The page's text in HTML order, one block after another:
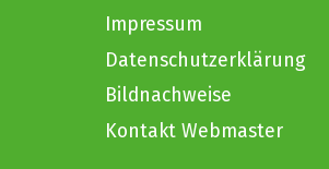
Impressum
Datenschutzerklärung
Bildnachweise
Kontakt Webmaster